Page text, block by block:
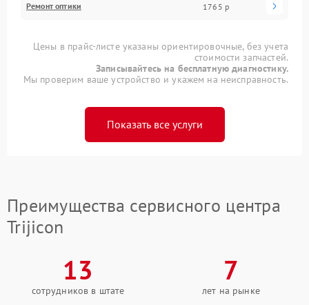
Ремонт оптики 1765 р
Цены в прайс-листе указаны ориентировочные, без учета
стоимости запчастей.
Записывайтесь на бесплатную диагностику.
Мы проверим ваше устройство и укажем на неисправность.
Показать все услуги
Преимущества сервисного центра
Trijicon
13
сотрудников в штате
7
лет на рынке